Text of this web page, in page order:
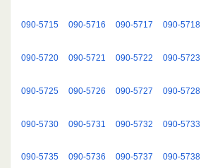
090-5715 090-5716 090-5717 090-5718
090-5720 090-5721 090-5722 090-5723
090-5725 090-5726 090-5727 090-5728
090-5730 090-5731 090-5732 090-5733
090-5735 090-5736 090-5737 090-5738